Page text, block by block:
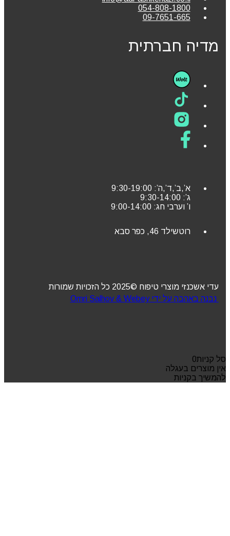
054-808-1800
09-7651-665
מדיה חברתית
א’,ב’,ד’,ה’: 9:30-19:00
ג’: 9:30-14:00
ו’ וערבי חג: 9:00-14:00
רוטשילד 46, כפר סבא
עדי אשכנזי מוצרי טיפוח ©2025 כל הזכויות שמורות
נבנה באהבה על ידי Omri Salhov & Webey
סל קניות0
אין מוצרים בעגלה
להמשיך בקניות